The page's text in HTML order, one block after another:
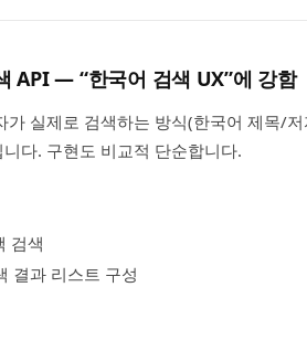
API — “한국어 검색 UX”에 강함
가 실제로 검색하는 방식(한국어 제목/
다. 구현도 비교적 단순합니다.
검색
결과 리스트 구성